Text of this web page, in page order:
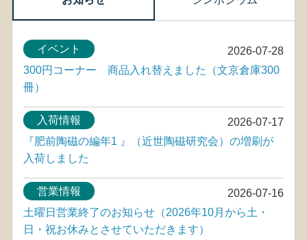
2026-07-28
イベント
300円コーナー 商品入れ替えました（文京倉庫300
冊）
2026-07-17
入荷情報
『肥前陶磁の編年1 』（近世陶磁研究会）の増刷が
入荷しました
2026-07-16
営業情報
土曜日営業終了のお知らせ（2026年10月から土・
日・祝お休みとさせていただきます）